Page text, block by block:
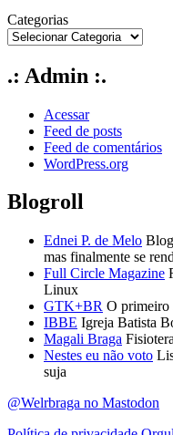
Categorias
.: Admin :.
Acessar
Feed de posts
Feed de comentários
WordPress.org
Blogroll
Ednei P. de Melo
mas finalmente se
Full Circle Magazine
Linux
GTK+BR O primeiro
IBBE Igreja Batista
Magali Braga
Nestes eu não voto
suja
@Welrbraga no Mastodon